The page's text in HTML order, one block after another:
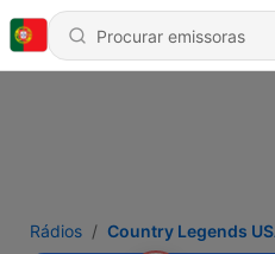
Rádios Country Legends